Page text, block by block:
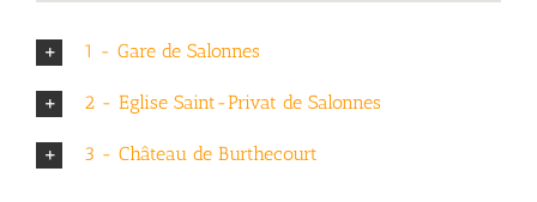
1 - Gare de Salonnes
2 - Eglise Saint-Privat de Salonnes
3 - Château de Burthecourt